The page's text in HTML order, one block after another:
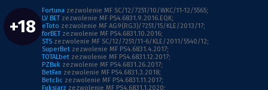
+18
Fortuna zezwolenie MF SC/12/7251/10/WKC/11-12/5565;
LV BET zezwolenie MF PS4.6831.9.2016.EQK;
eToto zezwolenie MF AG9(RG3)/7251/15/KLE/2013/17;
forBET zezwolenie MF PS4.6831.10.2016;
STS zezwolenie MF SC/12/7251/11-6/KLE/2011/5540/12;
SuperBet zezwolenie MF PS4.6831.4.2017;
TOTALbet zezwolenie MF PS4.6831.12.2017;
PZBuk zezwolenie MF PS4.6831.26.2017;
BetFan zezwolenie MF PS4.6831.3.2018;
Betclic zezwolenie MF PS4.6831.11.2017;
Fuksiarz zezwolenie MF PS4.6831.1.2020;